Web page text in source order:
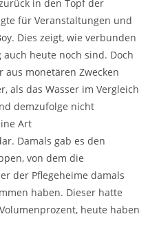
in den Topf der
für Veranstaltungen und
Dies zeigt, wie verbunden
heute noch sind. Doch
monetären Zwecken
als das Wasser im Vergleich
demzufolge nicht
Art
Damals gab es den
von dem die
der Pflegeheime damals
haben. Dieser hatte
heute haben